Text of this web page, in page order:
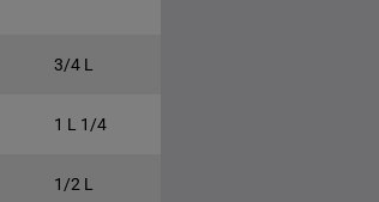
3/4 L
1 L 1/4
1/2 L